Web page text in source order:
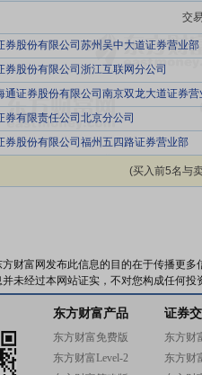
交
券股份有限公司苏州吴中大道证券营业部
券股份有限公司浙江互联网分公司
通证券股份有限公司南京双龙大道证券营
券有限责任公司北京分公司
券股份有限公司福州五四路证券营业部
(买入前5名与
方财富网发布此信息的目的在于传播更
未经过本网站证实，不对您构成任何投